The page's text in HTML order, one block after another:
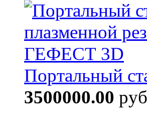
Портальный
3500000.00